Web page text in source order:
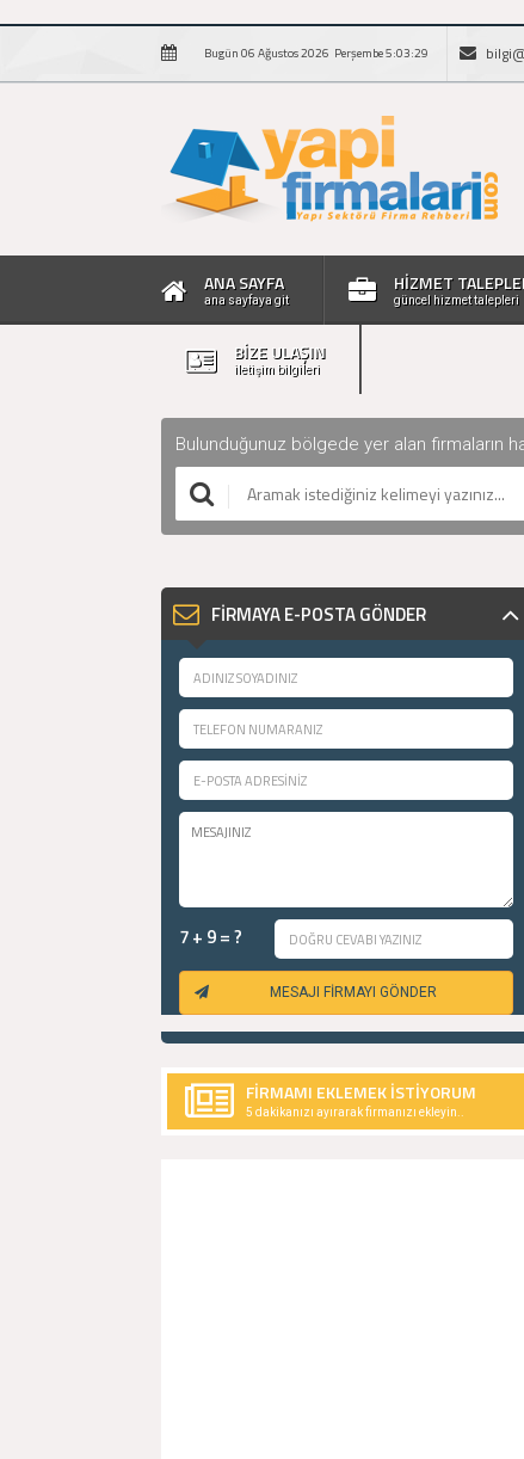
Bugün 06 Ağustos 2026 Perşembe 5:03:30
ANA SAYFA
ana sayfaya git
HİZMET
güncel hizmet talepleri
BİZE ULAŞIN
iletişim bilgileri
Bulunduğunuz bölgede yer alan firmaların
FİRMAYA E-POSTA GÖNDER
7 + 9 = ?
MESAJI FİRMAYI GÖNDER
FİRMAMI EKLEMEK İSTİYORUM
5 dakikanızı ayırarak firmanızı ekleyin..